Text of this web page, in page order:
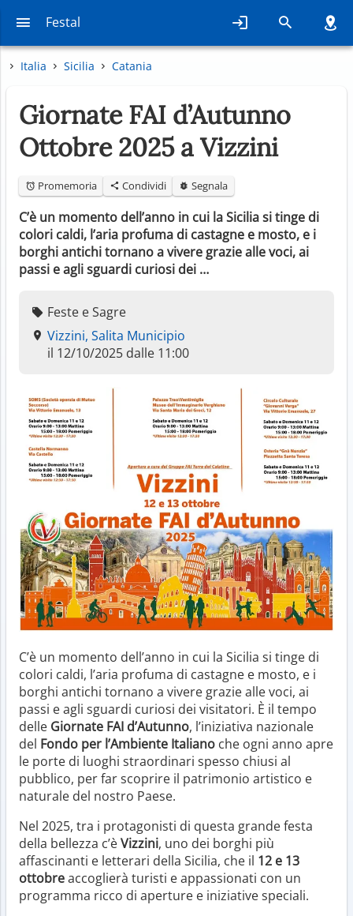
Festal
Italia Sicilia Catania
Giornate FAI d’Autunno
Ottobre 2025 a Vizzini
Promemoria Condividi Segnala
C’è un momento dell’anno in cui la Sicilia si tinge di
colori caldi, l’aria profuma di castagne e mosto, e i
borghi antichi tornano a vivere grazie alle voci, ai
passi e agli sguardi curiosi dei …
Feste e Sagre
Vizzini, Salita Municipio
il 12/10/2025 dalle 11:00
C’è un momento dell’anno in cui la Sicilia si tinge di
colori caldi, l’aria profuma di castagne e mosto, e i
borghi antichi tornano a vivere grazie alle voci, ai
passi e agli sguardi curiosi dei visitatori. È il tempo
delle Giornate FAI d’Autunno, l’iniziativa nazionale
del Fondo per l’Ambiente Italiano che ogni anno apre
le porte di luoghi straordinari spesso chiusi al
pubblico, per far scoprire il patrimonio artistico e
naturale del nostro Paese.
Nel 2025, tra i protagonisti di questa grande festa
della bellezza c’èVizzini, uno dei borghi più
affascinanti e letterari della Sicilia, che il 12 e 13
ottobreaccoglierà turisti e appassionati con un
programma ricco di aperture e iniziative speciali.